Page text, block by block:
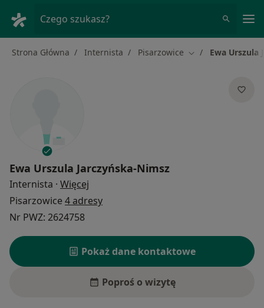
Czego szukasz?
Strona Główna Internista Pisarzowice Zmień miasto
Ewa Urszula
Ewa Urszula Jarczyńska-Nimsz
Internista · Więcej
Pisarzowice 4 adresy
Nr PWZ: 2624758
Pokaż dane kontaktowe
Poproś o wizytę